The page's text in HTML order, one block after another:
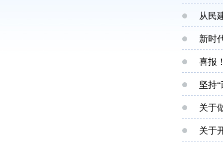
从民
新时
喜报
坚持
关于
关于